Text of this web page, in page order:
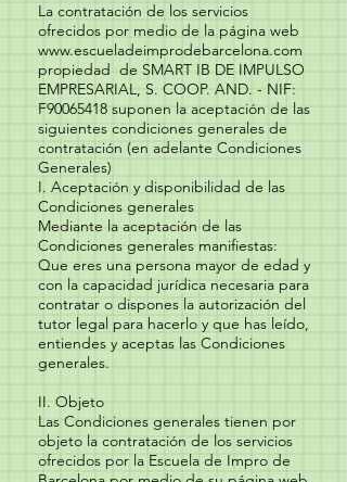
La contratación de los servicios
ofrecidos por medio de la página web
www.escueladeimprodebarcelona.com
propiedad de SMART IB DE IMPULSO
EMPRESARIAL, S. COOP. AND. - NIF:
F90065418 suponen la aceptación de las
siguientes condiciones generales de
contratación (en adelante Condiciones
Generales)
I. Aceptación y disponibilidad de las
Condiciones generales
Mediante la aceptación de las
Condiciones generales manifiestas:
Que eres una persona mayor de edad y
con la capacidad jurídica necesaria para
contratar o dispones la autorización del
tutor legal para hacerlo y que has leído,
entiendes y aceptas las Condiciones
generales.
II. Objeto
Las Condiciones generales tienen por
objeto la contratación de los servicios
ofrecidos por la Escuela de Impro de